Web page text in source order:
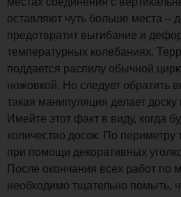
оставляют чуть больше места –
предотвратит выгибание и
температурных колебаниях.
поддается распилу обычной
ножовкой. Но следует обратить
такая манипуляция делает
Имейте этот факт в виду, когда
количество досок. По
при помощи декоративных
После окончания всех работ по
необходимо тщательно помыть,